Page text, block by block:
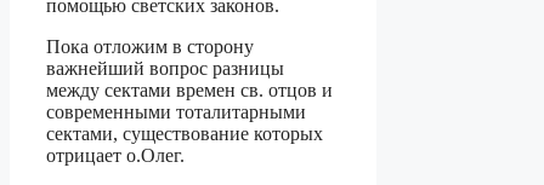
помощью светских законов.
Пока отложим в сторону
важнейший вопрос разницы
между сектами времен св. отцов и
современными тоталитарными
сектами, существование которых
отрицает о.Олег.